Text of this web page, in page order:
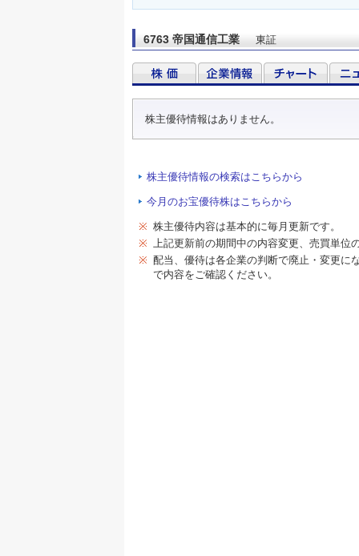
6763 帝国通信工業 東証
株主優待情報はありません。
株主優待情報の検索はこちらから
今月のお宝優待株はこちらから
※ 株主優待内容は基本的に毎月更新です。
※ 上記更新前の期間中の内容変更、売買単位
※ 配当、優待は各企業の判断で廃止・変更に
で内容をご確認ください。